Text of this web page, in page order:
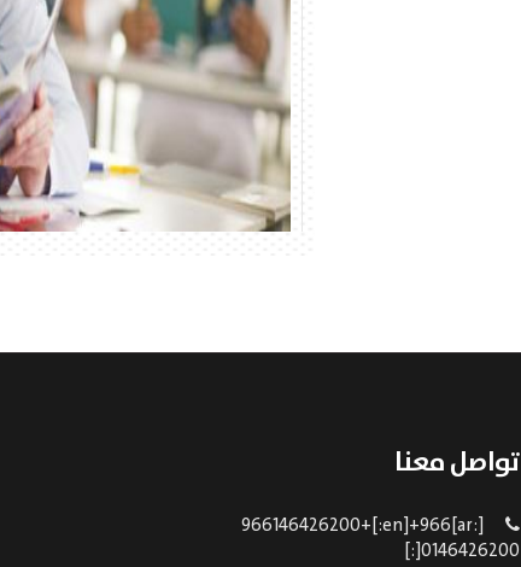
تواصل معنا
[:ar]966146426200+[:en]+966
0146426200[:]